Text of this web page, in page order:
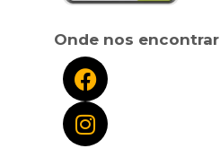
Onde nos encontrar